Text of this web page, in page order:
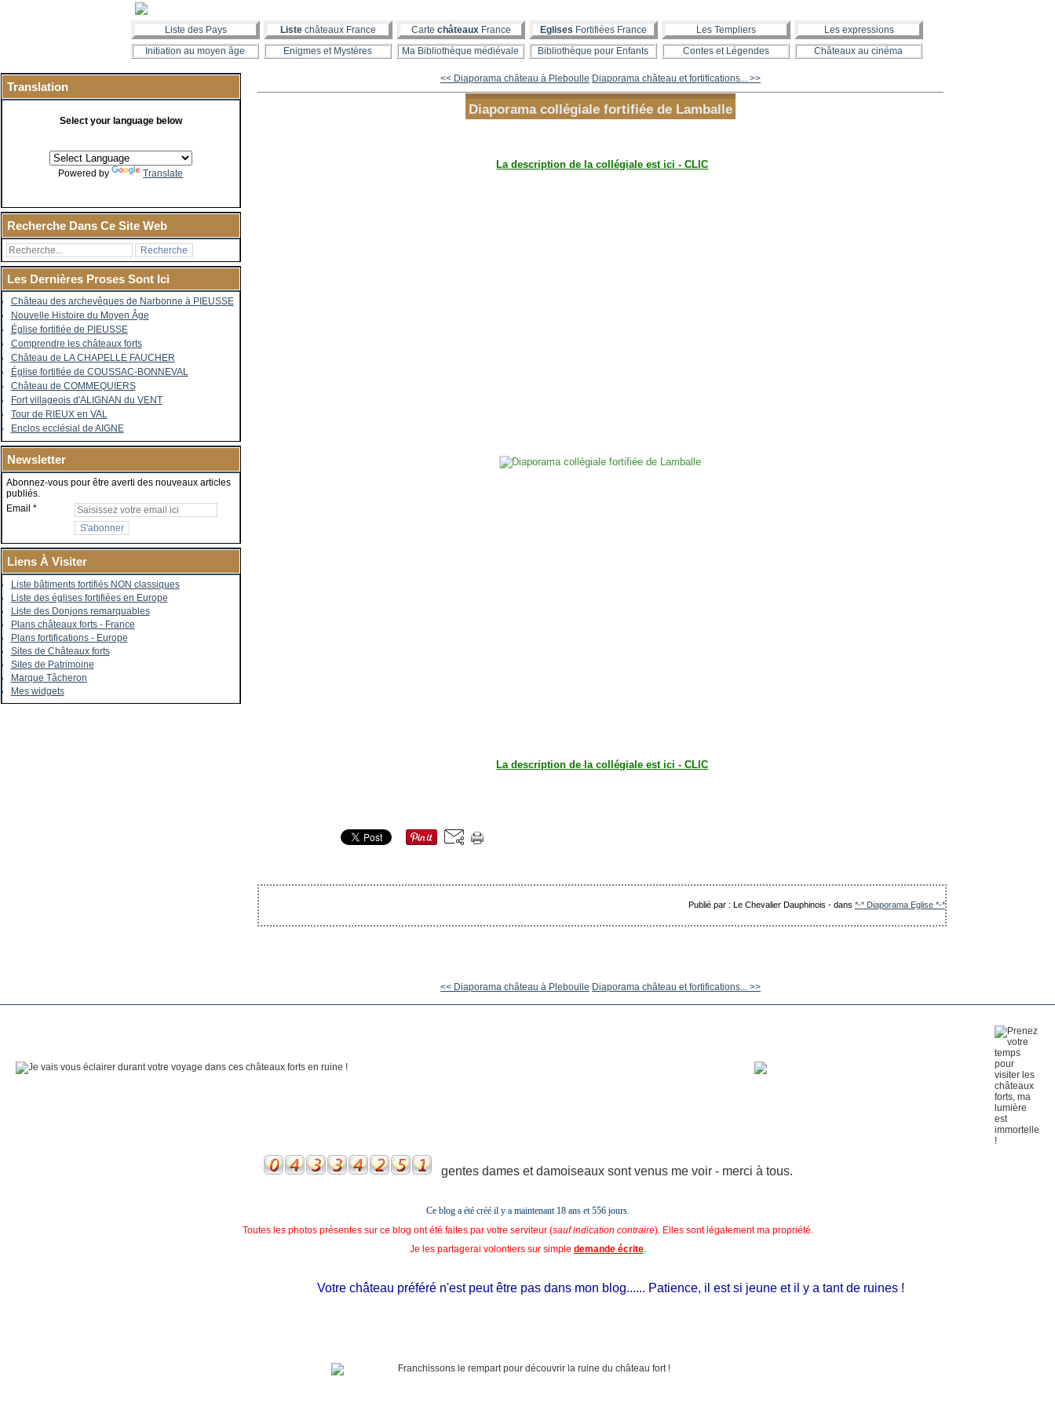
Liste des Pays Liste châteaux France Carte châteauxFrance Eglises Fortifiées France Les Templiers
Les expressions
Initiation au moyen âge
Enigmes et Mystères Ma Bibliothèque médiévale Bibliothèque pour Enfants Contes et Légendes Châteaux au cinéma
Translation
Select your language below
Powered by Translate
Recherche Dans Ce Site Web
Les Dernières Proses Sont Ici
Château des archevêques de Narbonne à PIEUSSE
Nouvelle Histoire du Moyen Âge
Église fortifiée de PIEUSSE
Comprendre les châteaux forts
Château de LA CHAPELLE FAUCHER
Église fortifiée de COUSSAC-BONNEVAL
Château de COMMEQUIERS
Fort villageois d'ALIGNAN du VENT
Tour de RIEUX en VAL
Enclos ecclésial de AIGNE
Newsletter
Abonnez-vous pour être averti des nouveaux articles
publiés.
Email
Liens À Visiter
Liste bâtiments fortifiés NON classiques
Liste des églises fortifiées en Europe
Liste des Donjons remarquables
Plans châteaux forts - France
Plans fortifications - Europe
Sites de Châteaux forts
Sites de Patrimoine
Marque Tâcheron
Mes widgets
<< Diaporama château à Pleboulle Diaporama château et fortifications... >>
Diaporama collégiale fortifiée de Lamballe
La description de la collégiale est ici - CLIC
La description de la collégiale est ici - CLIC
Publié par : Le Chevalier Dauphinois -dans *-* Diaporama Eglise *-*
<< Diaporama château à Pleboulle Diaporama château et fortifications... >>
gentes dames et damoiseaux sont venus me voir - merci à tous.
Ce blog a été créé il y a maintenant 18 ans et556 jours.
Toutes les photos présentes sur ce blog ont été faites par votre serviteur (sauf indication contraire). Elles sont légalement ma propriété.
Je les partagerai volontiers sur simple demande écrite.
Votre château préféré n'est peut être pas dans mon blog...... Patience, il est si jeune et il y a tant de ruines !